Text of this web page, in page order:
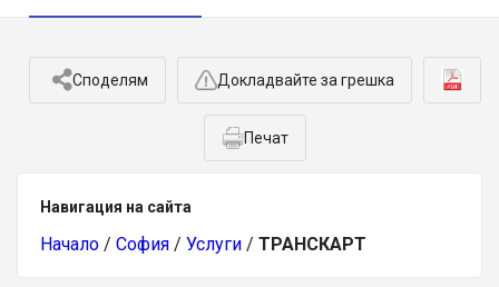
Споделям Докладвайте за грешка
Печат
Навигация на сайта
Начало / София / Услуги / ТРАНСКАРТ